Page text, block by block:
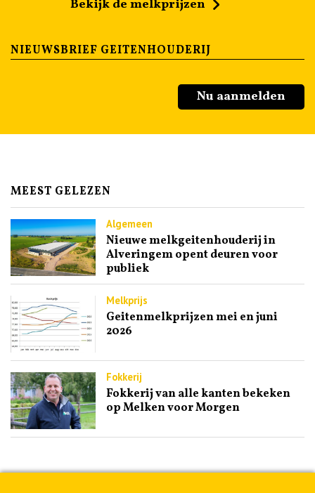
Bekijk de melkprijzen
NIEUWSBRIEF GEITENHOUDERIJ
Nu aanmelden
MEEST GELEZEN
Algemeen
Nieuwe melkgeitenhouderij in
Alveringem opent deuren voor
publiek
Melkprijs
Geitenmelkprijzen mei en juni
2026
Fokkerij
Fokkerij van alle kanten bekeken
op Melken voor Morgen